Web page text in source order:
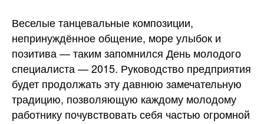
Веселые танцевальные композиции,
непринуждённое общение, море улыбок и
позитива — таким запомнился День молодого
специалиста — 2015. Руководство предприятия
будет продолжать эту давнюю замечательную
традицию, позволяющую каждому молодому
работнику почувствовать себя частью огромной